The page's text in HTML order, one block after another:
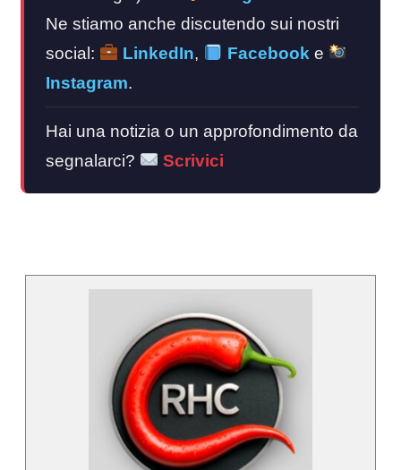
Ne stiamo anche discutendo sui nostri
social:
LinkedIn, Facebook e
Instagram.
Hai una notizia o un approfondimento da
segnalarci?
Scrivici